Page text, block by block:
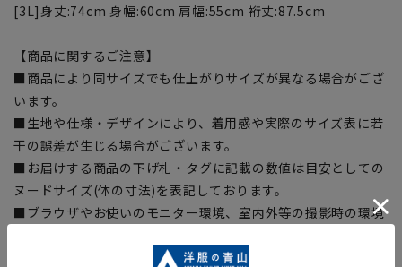
[3L]身丈:74cm 身幅:60cm 肩幅:55cm 裄丈:87.5cm
【商品に関するご注意】
■商品により同サイズでも仕上がりサイズが異なる場合がござ
います。
■生地や仕様・デザインにより、着用感や実際のサイズ表に若
干の誤差が生じる場合がございます。
■お届けする商品の下げ札・タグに記載の数値は目安としての
ヌードサイズ(体の寸法)を表記しております。
■ブラウザやお使いのモニター環境、室内外等の撮影時の環境
合がございます。予めご了承ください。